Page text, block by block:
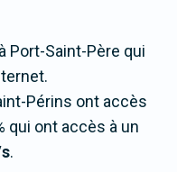
Port-Saint-Père qui
Périns ont accès
qui ont accès à un
.